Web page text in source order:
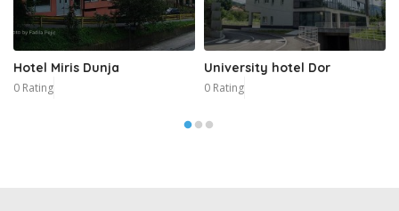
Hotel Miris Dunja
0 Rating
University hotel Dor
0 Rating